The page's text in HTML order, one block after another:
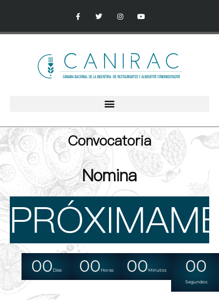
Convocatoria
Nomina
00Días 00Horas 00Minutos 00
Segundos